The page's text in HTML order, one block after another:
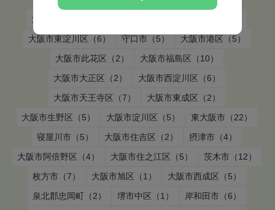
池田市（6）
大阪市東淀川区（6）
守口市（5）
大阪市港区（5）
大阪市此花区（2）
大阪市福島区（10）
大阪市大正区（2）
大阪市西淀川区（6）
大阪市天王寺区（7）
大阪市東成区（2）
大阪市生野区（5）
大阪市淀川区（5）
東大阪市（22）
寝屋川市（5）
大阪市住吉区（2）
摂津市（4）
大阪市阿倍野区（4）
大阪市住之江区（5）
茨木市（12）
枚方市（7）
大阪市旭区（1）
大阪市西成区（5）
泉北郡忠岡町（2）
堺市中区（1）
岸和田市（6）